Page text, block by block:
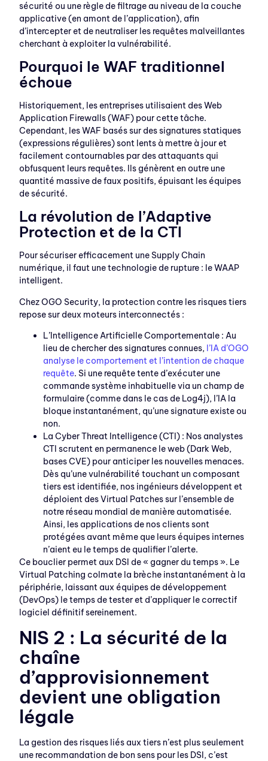
sécurité ou une règle de filtrage au niveau de la couche
applicative (en amont de l’application), afin
d’intercepter et de neutraliser les requêtes malveillantes
cherchant à exploiter la vulnérabilité.
Pourquoi le WAF traditionnel
échoue
Historiquement, les entreprises utilisaient des Web
Application Firewalls (WAF) pour cette tâche.
Cependant, les WAF basés sur des signatures statiques
(expressions régulières) sont lents à mettre à jour et
facilement contournables par des attaquants qui
obfusquent leurs requêtes. Ils génèrent en outre une
quantité massive de faux positifs, épuisant les équipes
de sécurité.
La révolution de l’Adaptive
Protection et de la CTI
Pour sécuriser efficacement une Supply Chain
numérique, il faut une technologie de rupture : le WAAP
intelligent.
Chez OGO Security, la protection contre les risques tiers
repose sur deux moteurs interconnectés :
L’Intelligence Artificielle Comportementale : Au
lieu de chercher des signatures connues, l’IA d’OGO
analyse le comportement et l’intention de chaque
requête. Si une requête tente d’exécuter une
commande système inhabituelle via un champ de
formulaire (comme dans le cas de Log4j), l’IA la
bloque instantanément, qu’une signature existe ou
non.
La Cyber Threat Intelligence (CTI) : Nos analystes
CTI scrutent en permanence le web (Dark Web,
bases CVE) pour anticiper les nouvelles menaces.
Dès qu’une vulnérabilité touchant un composant
tiers est identifiée, nos ingénieurs développent et
déploient des Virtual Patches sur l’ensemble de
notre réseau mondial de manière automatisée.
Ainsi, les applications de nos clients sont
protégées avant même que leurs équipes internes
n’aient eu le temps de qualifier l’alerte.
Ce bouclier permet aux DSI de « gagner du temps ». Le
Virtual Patching colmate la brèche instantanément à la
périphérie, laissant aux équipes de développement
(DevOps) le temps de tester et d’appliquer le correctif
logiciel définitif sereinement.
NIS 2 : La sécurité de la
chaîne
d’approvisionnement
devient une obligation
légale
La gestion des risques liés aux tiers n’est plus seulement
une recommandation de bon sens pour les DSI, c’est